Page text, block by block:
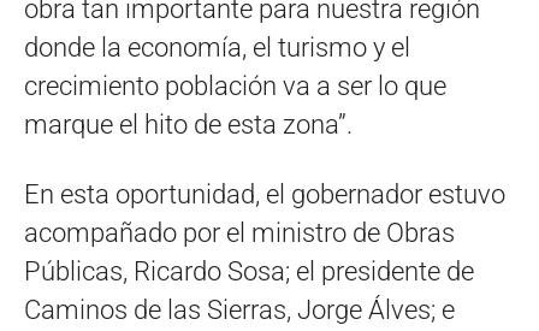
obra tan importante para nuestra región
donde la economía, el turismo y el
crecimiento población va a ser lo que
marque el hito de esta zona”.
En esta oportunidad, el gobernador estuvo
acompañado por el ministro de Obras
Públicas, Ricardo Sosa; el presidente de
Caminos de las Sierras, Jorge Álves; e